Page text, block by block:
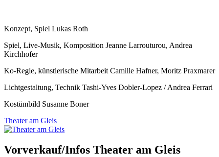
Konzept, Spiel Lukas Roth
Spiel, Live-Musik, Komposition Jeanne Larrouturou, Andrea
Kirchhofer
Ko-Regie, künstlerische Mitarbeit Camille Hafner, Moritz Praxmarer
Lichtgestaltung, Technik Tashi-Yves Dobler-Lopez / Andrea Ferrari
Kostümbild Susanne Boner
Theater am Gleis
Vorverkauf/Infos Theater am Gleis